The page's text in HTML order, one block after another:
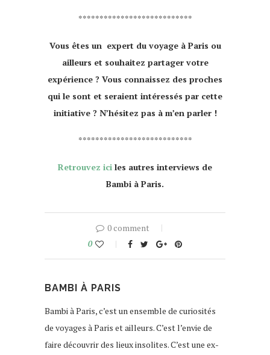
***************************
Vous êtes un expert du voyage à Paris ou
ailleurs et souhaitez partager votre
expérience ? Vous connaissez des proches
qui le sont et seraient intéressés par cette
initiative ? N’hésitez pas à m’en parler !
***************************
Retrouvez ici les autres interviews de
Bambi à Paris.
0 comment
0
BAMBI À PARIS
Bambi à Paris, c’est un ensemble de curiosités
de voyages à Paris et ailleurs. C’est l’envie de
faire découvrir des lieux insolites. C’est une ex-